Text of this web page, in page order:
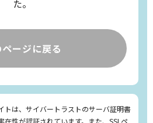
/日給/月給から選択
し
した検索条件
。
た。
ージに戻る
トは、サイバートラストのサーバ証明書
在性が認証されています。また、SSLペ